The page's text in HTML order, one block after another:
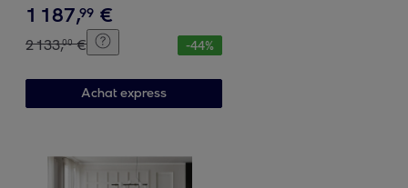
1 187,99 €
2133,00 € -44%
Achat express